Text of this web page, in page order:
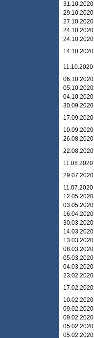
31.10.2020
29.10.2020
27.10.2020
24.10.2020
24.10.2020
14.10.2020
11.10.2020
06.10.2020
05.10.2020
04.10.2020
30.09.2020
17.09.2020
10.09.2020
26.08.2020
22.08.2020
11.08.2020
29.07.2020
11.07.2020
12.05.2020
03.05.2020
16.04.2020
30.03.2020
14.03.2020
13.03.2020
08.03.2020
05.03.2020
04.03.2020
23.02.2020
17.02.2020
10.02.2020
09.02.2020
09.02.2020
05.02.2020
05.02.2020